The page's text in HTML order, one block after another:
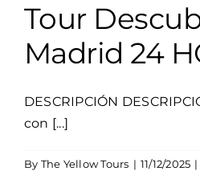
Tour
Madrid 24
DESCRIPCIÓN
con [...]
By The Yellow Tours | 11/12/2025 |